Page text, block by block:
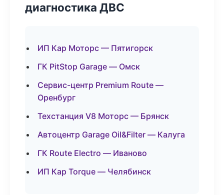
диагностика ДВС
ИП Кар Моторс — Пятигорск
ГК PitStop Garage — Омск
Сервис-центр Premium Route —
Оренбург
Техстанция V8 Моторс — Брянск
Автоцентр Garage Oil&Filter — Калуга
ГК Route Electro — Иваново
ИП Кар Torque — Челябинск